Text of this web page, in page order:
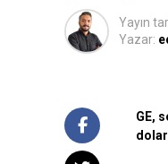
Yayın
Yazar:
GE,
dolar